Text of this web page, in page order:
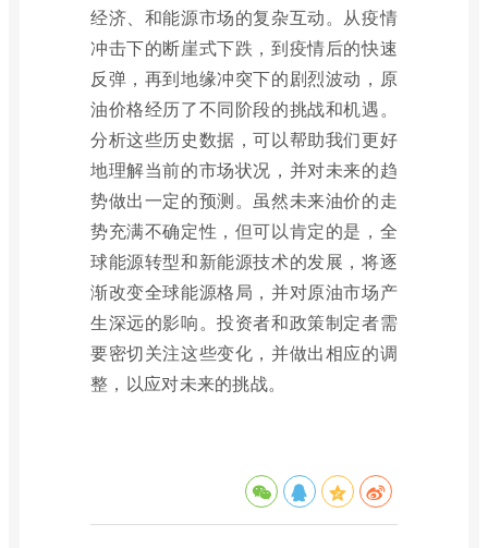
经济、和能源市场的复杂互动。从疫情
冲击下的断崖式下跌，到疫情后的快速
反弹，再到地缘冲突下的剧烈波动，原
油价格经历了不同阶段的挑战和机遇。
分析这些历史数据，可以帮助我们更好
地理解当前的市场状况，并对未来的趋
势做出一定的预测。虽然未来油价的走
势充满不确定性，但可以肯定的是，全
球能源转型和新能源技术的发展，将逐
渐改变全球能源格局，并对原油市场产
生深远的影响。投资者和政策制定者需
要密切关注这些变化，并做出相应的调
整，以应对未来的挑战。